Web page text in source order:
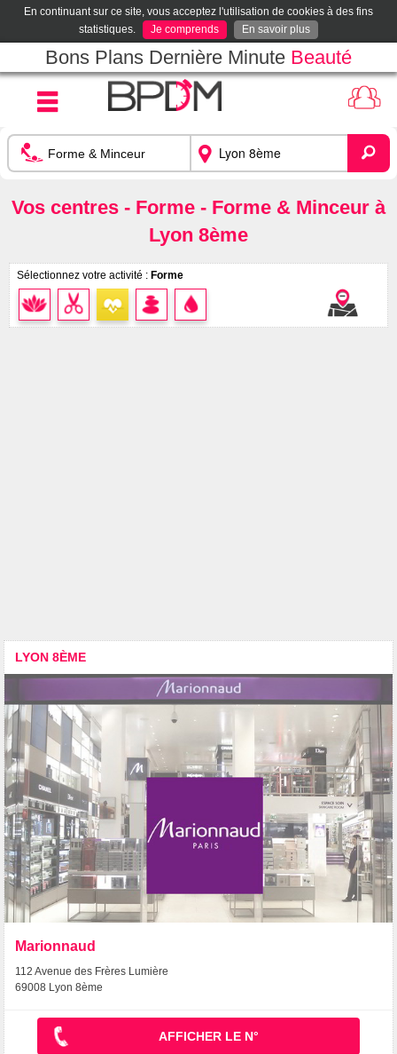
En continuant sur ce site, vous acceptez l'utilisation de cookies à des fins
statistiques.
Je comprends En savoir plus
Bons Plans Dernière Minute Beauté
Vos centres - Forme - Forme & Minceur à
Lyon 8ème
Sélectionnez votre activité : Forme
LYON 8ÈME
Marionnaud
112 Avenue des Frères Lumière
69008 Lyon 8ème
AFFICHER LE N°